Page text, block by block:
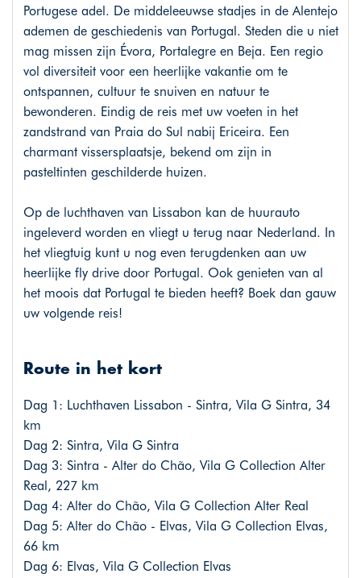
Portugese adel. De middeleeuwse stadjes in de Alentejo
ademen de geschiedenis van Portugal. Steden die u niet
mag missen zijn Évora, Portalegre en Beja. Een regio
vol diversiteit voor een heerlijke vakantie om te
ontspannen, cultuur te snuiven en natuur te
bewonderen. Eindig de reis met uw voeten in het
zandstrand van Praia do Sul nabij Ericeira. Een
charmant vissersplaatsje, bekend om zijn in
pasteltinten geschilderde huizen.
Op de luchthaven van Lissabon kan de huurauto
ingeleverd worden en vliegt u terug naar Nederland. In
het vliegtuig kunt u nog even terugdenken aan uw
heerlijke fly drive door Portugal. Ook genieten van al
het moois dat Portugal te bieden heeft? Boek dan gauw
uw volgende reis!
Route in het kort
Dag 1: Luchthaven Lissabon - Sintra, Vila G Sintra, 34
km
Dag 2: Sintra, Vila G Sintra
Dag 3: Sintra - Alter do Chão, Vila G Collection Alter
Real, 227 km
Dag 4: Alter do Chão, Vila G Collection Alter Real
Dag 5: Alter do Chão - Elvas, Vila G Collection Elvas,
66 km
Dag 6: Elvas, Vila G Collection Elvas